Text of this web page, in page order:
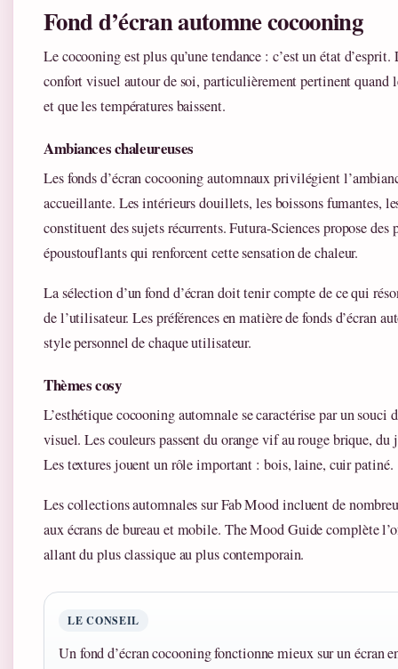
Fond d’écran automne cocooning
Le cocooning est plus qu’une tendance : c’est un état d’esprit.
confort visuel autour de soi, particulièrement pertinent quand
et que les températures baissent.
Ambiances chaleureuses
Les fonds d’écran cocooning automnaux privilégient
accueillante. Les intérieurs douillets, les boissons fumantes,
constituent des sujets récurrents. Futura-Sciences propose des
époustouflants qui renforcent cette sensation de chaleur.
La sélection d’un fond d’écran doit tenir compte de ce qui
de l’utilisateur. Les préférences en matière de fonds d’écran
style personnel de chaque utilisateur.
Thèmes cosy
L’esthétique cocooning automnale se caractérise par un souci
visuel. Les couleurs passent du orange vif au rouge brique, du
Les textures jouent un rôle important : bois, laine, cuir patiné.
Les collections automnales sur Fab Mood incluent de
aux écrans de bureau et mobile. The Mood Guide complète
allant du plus classique au plus contemporain.
LE CONSEIL
Un fond d’écran cocooning fonctionne mieux sur un écran